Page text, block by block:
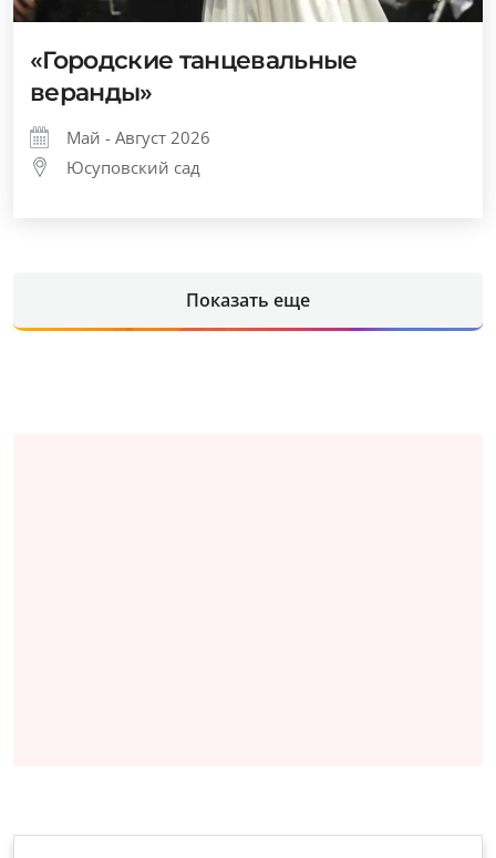
«Городские танцевальные
веранды»
Май - Август 2026
Юсуповский сад
Показать еще